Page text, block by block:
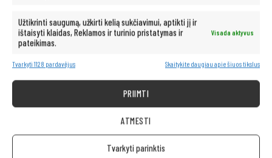
Užtikrinti saugumą, užkirti kelią sukčiavimui, aptikti jį ir
ištaisyti klaidas, Reklamos ir turinio pristatymas ir
pateikimas.
Visada aktyvus
Tvarkyti 1128 pardavėjus Skaitykite daugiau apie šiuos tikslus
PRIIMTI
ATMESTI
Tvarkyti parinktis